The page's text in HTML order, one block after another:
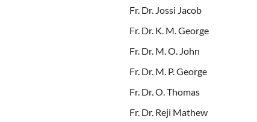
Fr. Dr. Jossi Jacob
Fr. Dr. K. M. George
Fr. Dr. M. O. John
Fr. Dr. M. P. George
Fr. Dr. O. Thomas
Fr. Dr. Reji Mathew